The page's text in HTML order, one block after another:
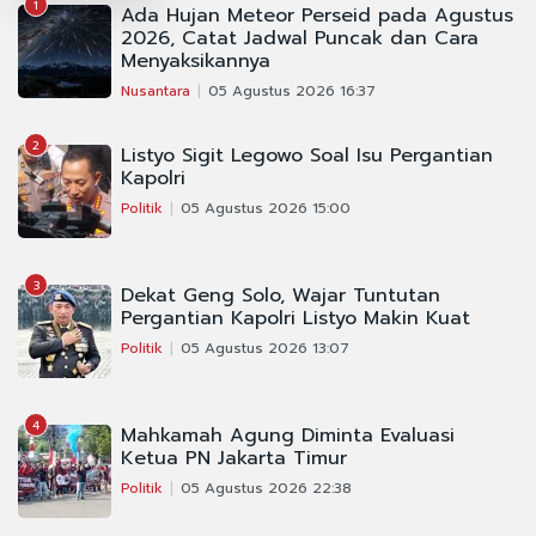
1 Ada Hujan Meteor Perseid pada Agustus
2026, Catat Jadwal Puncak dan Cara
Menyaksikannya
Nusantara 05 Agustus 2026 16:37
2 Listyo Sigit Legowo Soal Isu Pergantian
Kapolri
Politik 05 Agustus 2026 15:00
3 Dekat Geng Solo, Wajar Tuntutan
Pergantian Kapolri Listyo Makin Kuat
Politik 05 Agustus 2026 13:07
4 Mahkamah Agung Diminta Evaluasi
Ketua PN Jakarta Timur
Politik 05 Agustus 2026 22:38